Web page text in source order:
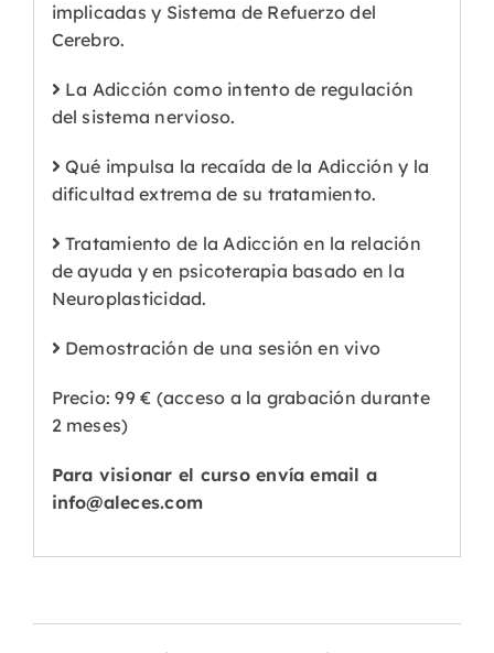
implicadas y Sistema de Refuerzo del
Cerebro.
La Adicción como intento de regulación
del sistema nervioso.
Qué impulsa la recaída de la Adicción y la
dificultad extrema de su tratamiento.
Tratamiento de la Adicción en la relación
de ayuda y en psicoterapia basado en la
Neuroplasticidad.
Demostración de una sesión en vivo
Precio: 99 € (acceso a la grabación durante
2 meses)
Para visionar el curso envía email a
info@aleces.com